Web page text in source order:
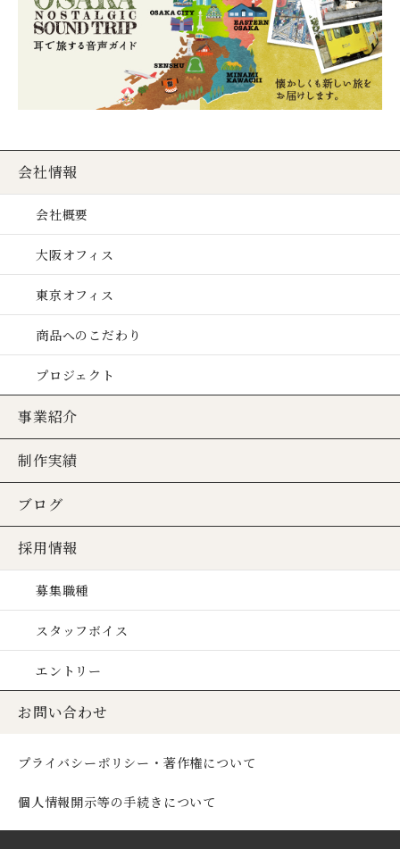
会社情報
会社概要
大阪オフィス
東京オフィス
商品へのこだわり
プロジェクト
事業紹介
制作実績
ブログ
採用情報
募集職種
スタッフボイス
エントリー
お問い合わせ
プライバシーポリシー・著作権について
個人情報開示等の手続きについて